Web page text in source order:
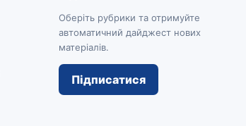
Оберіть рубрики та отримуйте
автоматичний дайджест нових
матеріалів.
Підписатися